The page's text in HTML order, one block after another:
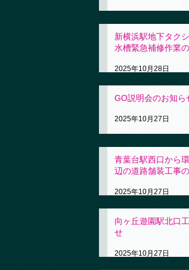
新横浜駅地下タク
水槽緊急補修作業
2025年10月28日
GO説明会のお知ら
2025年10月27日
青葉台駅西口から
辺の道路舗装工事
2025年10月27日
向ヶ丘遊園駅北口
せ
2025年10月27日